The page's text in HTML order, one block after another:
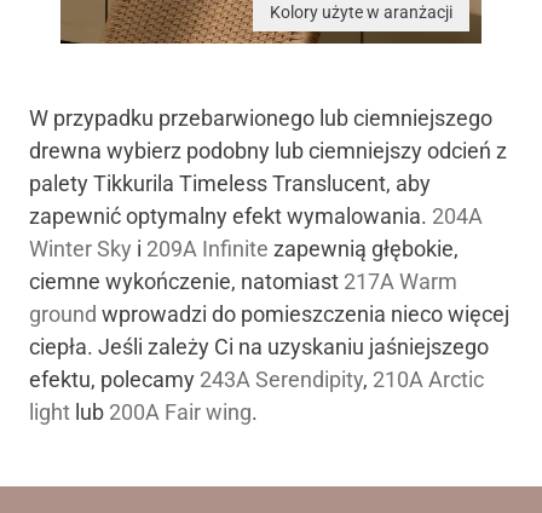
Kolory użyte w aranżacji
W przypadku przebarwionego lub ciemniejszego
drewna wybierz podobny lub ciemniejszy odcień z
palety Tikkurila Timeless Translucent, aby
zapewnić optymalny efekt wymalowania. 204A
Winter Sky i 209A Infinite zapewnią głębokie,
ciemne wykończenie, natomiast 217A Warm
ground wprowadzi do pomieszczenia nieco więcej
ciepła. Jeśli zależy Ci na uzyskaniu jaśniejszego
efektu, polecamy 243A Serendipity, 210A Arctic
light lub 200A Fair wing.